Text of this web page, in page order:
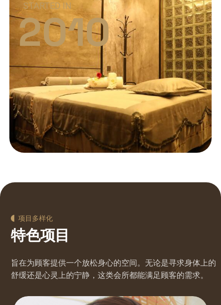
STARTED IN
2010
项目多样化
特色项目
旨在为顾客提供一个放松身心的空间。无论是寻求身体上的
舒缓还是心灵上的宁静，这类会所都能满足顾客的需求。